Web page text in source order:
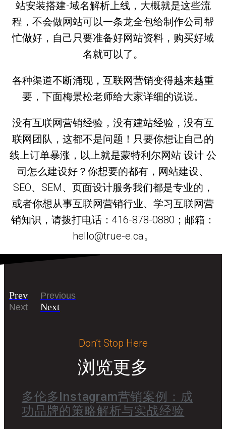
站安装搭建-域名解析上线，大概就是这些流
程，不会做网站可以一条龙全包给制作公司帮
忙做好，自己只要准备好网站资料，购买好域
名就可以了。
各种渠道不断涌现，互联网营销变得越来越重
要，下面梅景松老师给大家详细的说说。
没有互联网营销经验，没有建站经验，没有互
联网团队，这都不是问题！只要你想让自己的
线上订单暴涨，以上就是蒙特利尔网站 设计 公
司怎么建设好？你想要的都有，网站建设、
SEO、SEM、页面设计服务我们都是专业的，
或者你想从事互联网营销行业、学习互联网营
销知识，请拨打电话：416-878-0880；邮箱：
hello@true-e.ca。
Prev
Previous
Next
Next
Don’t Stop Here
浏览更多
多伦多Instagram营销案例：成
功品牌的策略解析与实战经验